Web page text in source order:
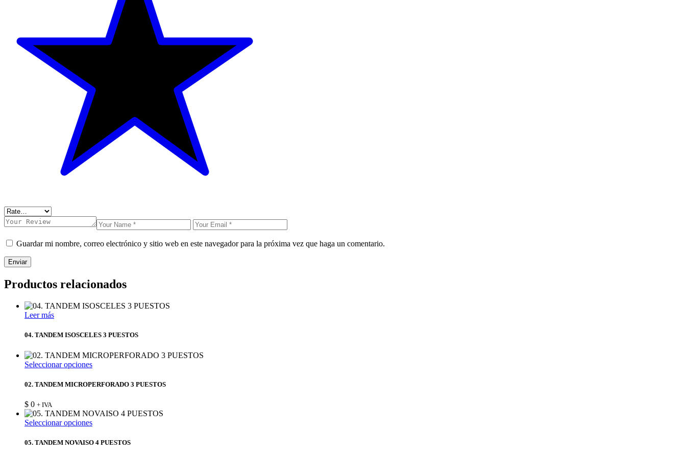
Guardar mi nombre, correo electrónico y sitio web en este navegador para la próxima vez que haga un comentario.
Enviar
Productos relacionados
Leer más
04. TANDEM ISOSCELES 3 PUESTOS
Seleccionar opcionesEste
tiene
Las
opciones
se
elegir
02. TANDEM MICROPERFORADO 3 PUESTOS
$ 0 + IVA
Seleccionar opcionesEste
tiene
05. TANDEM NOVAISO 4 PUESTOS